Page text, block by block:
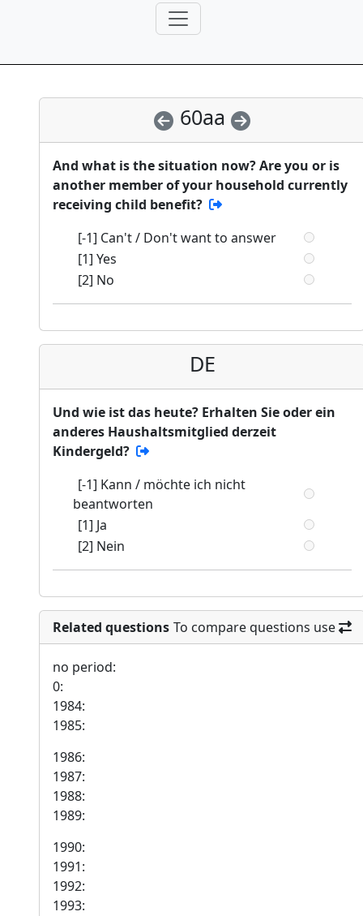
60aa
And what is the situation now? Are you or is
another member of your household currently
receiving child benefit?
[-1] Can't / Don't want to answer
[1] Yes
[2] No
DE
Und wie ist das heute? Erhalten Sie oder ein
anderes Haushaltsmitglied derzeit
Kindergeld?
[-1] Kann / möchte ich nicht
beantworten
[1] Ja
[2] Nein
Related questions To compare questions use
no period:
0:
1984:
1985:
1986:
1987:
1988:
1989:
1990:
1991:
1992:
1993: